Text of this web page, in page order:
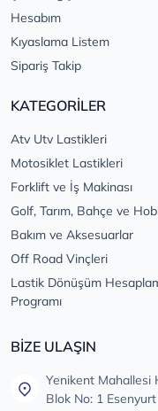
Hesabım
Kıyaslama Listem
Sipariş Takip
KATEGORİLER
Atv Utv Lastikleri
Motosiklet Lastikleri
Forklift ve İş Makinası
Golf, Tarım, Bahçe ve
Bakım ve Aksesuarlar
Off Road Vinçleri
Lastik Dönüşüm
Programı
BİZE ULAŞIN
Yenikent Mahallesi
Blok No: 1